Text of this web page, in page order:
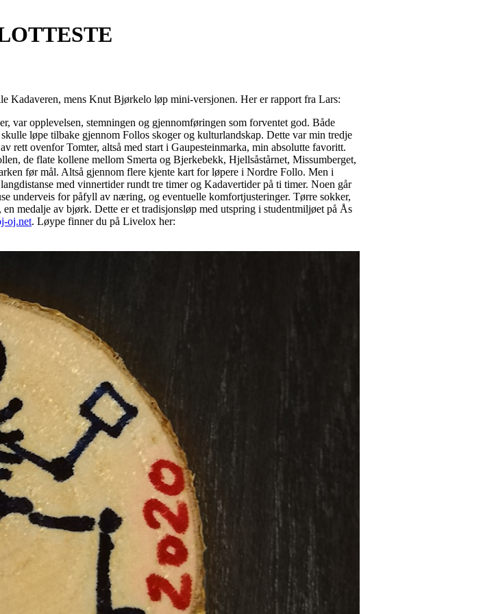
Kadaveren, mens Knut Bjørkelo løp mini-versjonen. Her er rapport fra Lars:
var opplevelsen, stemningen og gjennomføringen som forventet god. Både
løpe tilbake gjennom Follos skoger og kulturlandskap. Dette var min tredje
rett ovenfor Tomter, altså med start i Gaupesteinmarka, min absolutte favoritt.
de flate kollene mellom Smerta og Bjerkebekk, Hjellsåstårnet, Missumberget,
før mål. Altså gjennom flere kjente kart for løpere i Nordre Follo. Men i
med vinnertider rundt tre timer og Kadavertider på ti timer. Noen går
underveis for påfyll av næring, og eventuelle komfortjusteringer. Tørre sokker,
medalje av bjørk. Dette er et tradisjonsløp med utspring i studentmiljøet på Ås
oj.net. Løype finner du på Livelox her: